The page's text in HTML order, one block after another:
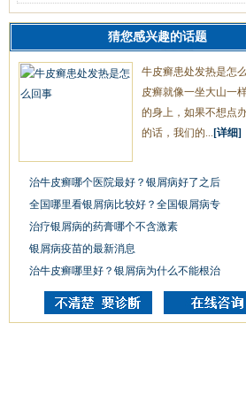
猜您感兴趣的话题
牛皮癣患处发热是怎
皮癣就像一坐大山一
的身上，如果不想点
的话，我们的... [详细]
治牛皮癣哪个医院最好？银屑病好了之后
全国哪里看银屑病比较好？全国银屑病专
治疗银屑病的药膏哪个不含激素
银屑病疫苗的最新消息
治牛皮癣哪里好？银屑病为什么不能根治